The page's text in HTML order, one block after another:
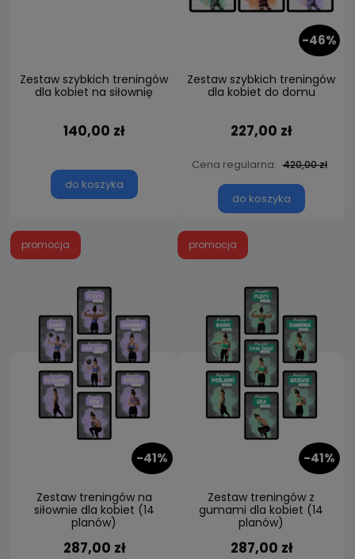
Zestaw szybkich treningów
dla kobiet na siłownię
140,00 zł
do koszyka
-46%
Zestaw szybkich treningów
dla kobiet do domu
227,00 zł
Cena regularna: 420,00 zł
do koszyka
-41%
Zestaw treningów na
siłownie dla kobiet (14
planów)
287,00 zł
promocja
-41%
Zestaw treningów z
gumami dla kobiet (14
planów)
287,00 zł
promocja